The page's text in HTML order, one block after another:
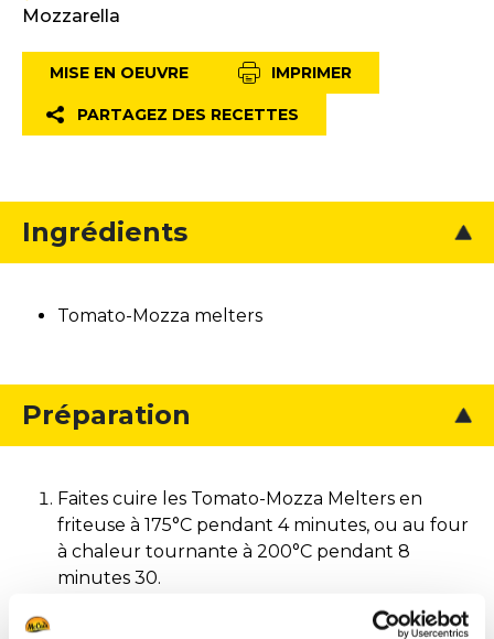
Mozzarella
MISE EN OEUVRE IMPRIMER
PARTAGEZ DES RECETTES
Ingrédients
Tomato-Mozza melters
Préparation
Faites cuire les Tomato-Mozza Melters en
friteuse à 175°C pendant 4 minutes, ou au four
à chaleur tournante à 200°C pendant 8
minutes 30.
Une fois cuits, placez-les sur des petits pics en